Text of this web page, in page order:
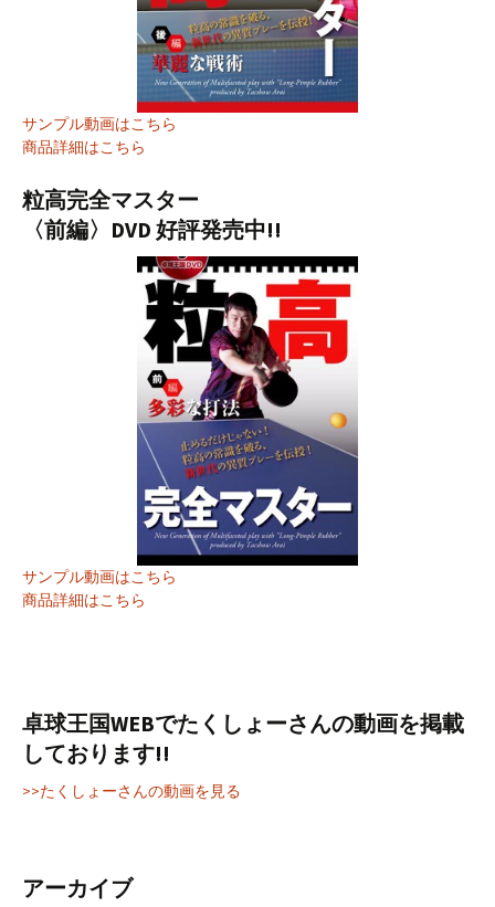
サンプル動画はこちら
商品詳細はこちら
粒高完全マスター
〈前編〉DVD 好評発売中!!
サンプル動画はこちら
商品詳細はこちら
卓球王国WEBでたくしょーさんの動画を掲載
しております!!
>>たくしょーさんの動画を見る
アーカイブ